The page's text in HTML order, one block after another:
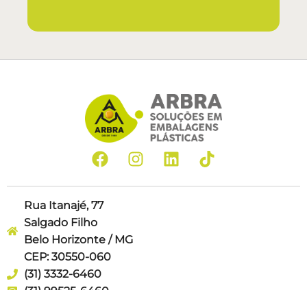
Rua Itanajé, 77
Salgado Filho
Belo Horizonte / MG
CEP: 30550-060
(31) 3332-6460